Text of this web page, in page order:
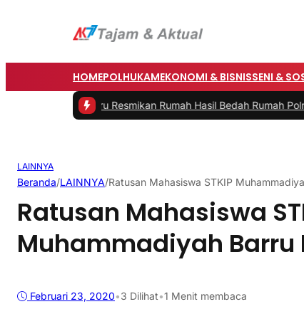
HOMEPOLHUKAMEKONOMI & BISNISSENI &
Barru Resmikan Rumah Hasil Bedah Rumah Polres dan
LAINNYA
Beranda/LAINNYA/Ratusan Mahasiswa STKIP
Ratusan Mahasiswa
Muhammadiyah Barru
Februari 23, 2020•3 Dilihat•1 Menit membaca